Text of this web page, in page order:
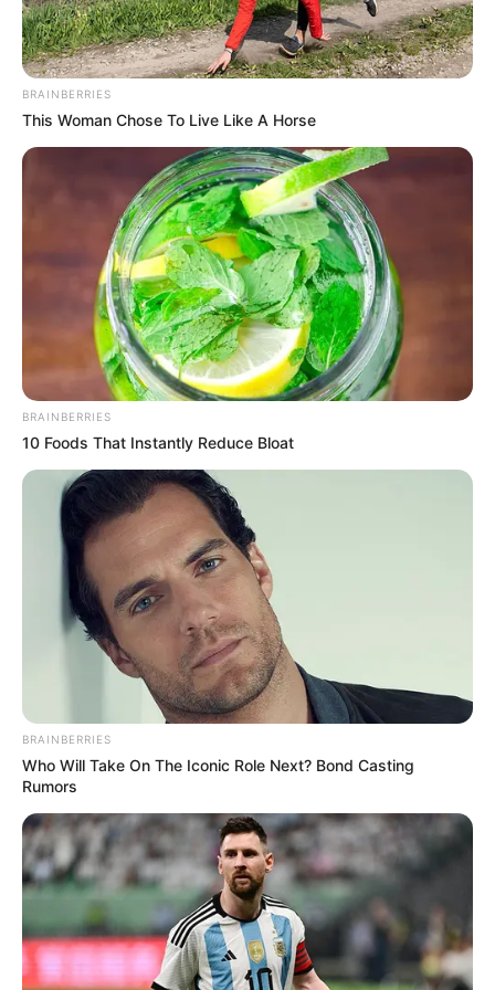
fitojmë.”
BRAINBERRIES
This Woman Chose To Live Like A Horse
BRAINBERRIES
10 Foods That Instantly Reduce Bloat
BRAINBERRIES
Who Will Take On The Iconic Role Next? Bond Casting
Rumors